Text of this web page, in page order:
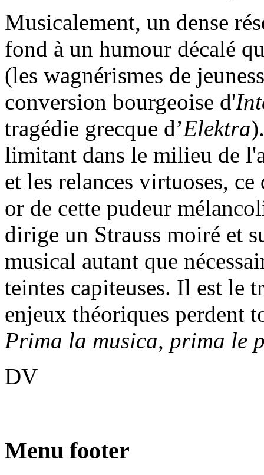
Musicalement, un dense
fond à un humour décalé
(les wagnérismes de
conversion bourgeoise d'
tragédie grecque d’Elektra
limitant dans le milieu de
et les relances virtuoses,
or de cette pudeur
dirige un Strauss moiré et
musical autant que
teintes capiteuses. Il est le
enjeux théoriques perdent
Prima la musica, prima le
DV
Menu footer